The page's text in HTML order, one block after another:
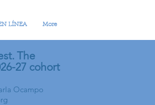
LÍNEA More
The
27 cohort
Ocampo